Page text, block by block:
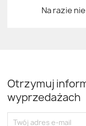
Na razie
Otrzymuj
wyprzedażach